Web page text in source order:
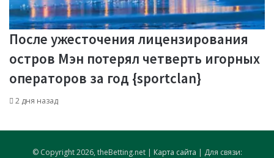
После ужесточения лицензирования
остров Мэн потерял четверть игорных
операторов за год {sportclan}
2 дня назад
© Copyright 2026, theBetting.net | Карта сайта | Для связи: